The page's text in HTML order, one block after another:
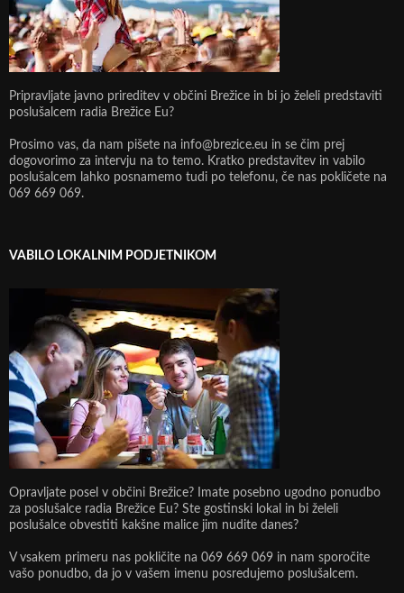
Pripravljate javno prireditev v občini Brežice in bi jo želeli predstaviti
poslušalcem radia Brežice Eu?
Prosimo vas, da nam pišete na info@brezice.eu in se čim prej
dogovorimo za intervju na to temo. Kratko predstavitev in vabilo
poslušalcem lahko posnamemo tudi po telefonu, če nas pokličete na
069 669 069.
VABILO LOKALNIM PODJETNIKOM
Opravljate posel v občini Brežice? Imate posebno ugodno ponudbo
za poslušalce radia Brežice Eu? Ste gostinski lokal in bi želeli
poslušalce obvestiti kakšne malice jim nudite danes?
V vsakem primeru nas pokličite na 069 669 069 in nam sporočite
vašo ponudbo, da jo v vašem imenu posredujemo poslušalcem.